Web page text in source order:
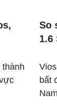
So
1.6
bất